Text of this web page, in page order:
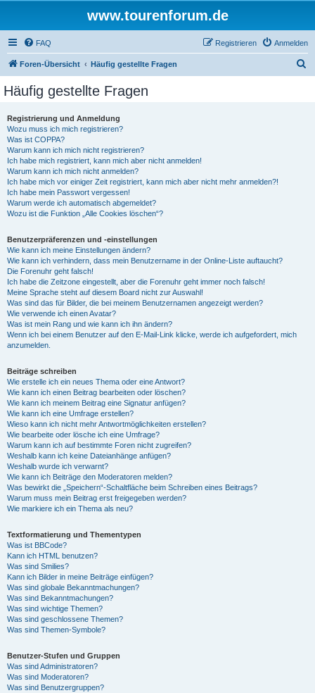
www.tourenforum.de
FAQ Anmelden
Registrieren
Foren-Übersicht Häufig gestellte Fragen
Häufig gestellte Fragen
Registrierung und Anmeldung
Wozu muss ich mich registrieren?
Was ist COPPA?
Warum kann ich mich nicht registrieren?
Ich habe mich registriert, kann mich aber nicht anmelden!
Warum kann ich mich nicht anmelden?
Ich habe mich vor einiger Zeit registriert, kann mich aber nicht mehr anmelden?!
Ich habe mein Passwort vergessen!
Warum werde ich automatisch abgemeldet?
Wozu ist die Funktion „Alle Cookies löschen“?
Benutzerpräferenzen und -einstellungen
Wie kann ich meine Einstellungen ändern?
Wie kann ich verhindern, dass mein Benutzername in der Online-Liste auftaucht?
Die Forenuhr geht falsch!
Ich habe die Zeitzone eingestellt, aber die Forenuhr geht immer noch falsch!
Meine Sprache steht auf diesem Board nicht zur Auswahl!
Was sind das für Bilder, die bei meinem Benutzernamen angezeigt werden?
Wie verwende ich einen Avatar?
Was ist mein Rang und wie kann ich ihn ändern?
Wenn ich bei einem Benutzer auf den E-Mail-Link klicke, werde ich aufgefordert, mich
anzumelden.
Beiträge schreiben
Wie erstelle ich ein neues Thema oder eine Antwort?
Wie kann ich einen Beitrag bearbeiten oder löschen?
Wie kann ich meinem Beitrag eine Signatur anfügen?
Wie kann ich eine Umfrage erstellen?
Wieso kann ich nicht mehr Antwortmöglichkeiten erstellen?
Wie bearbeite oder lösche ich eine Umfrage?
Warum kann ich auf bestimmte Foren nicht zugreifen?
Weshalb kann ich keine Dateianhänge anfügen?
Weshalb wurde ich verwarnt?
Wie kann ich Beiträge den Moderatoren melden?
Was bewirkt die „Speichern“-Schaltfläche beim Schreiben eines Beitrags?
Warum muss mein Beitrag erst freigegeben werden?
Wie markiere ich ein Thema als neu?
Textformatierung und Thementypen
Was ist BBCode?
Kann ich HTML benutzen?
Was sind Smilies?
Kann ich Bilder in meine Beiträge einfügen?
Was sind globale Bekanntmachungen?
Was sind Bekanntmachungen?
Was sind wichtige Themen?
Was sind geschlossene Themen?
Was sind Themen-Symbole?
Benutzer-Stufen und Gruppen
Was sind Administratoren?
Was sind Moderatoren?
Was sind Benutzergruppen?